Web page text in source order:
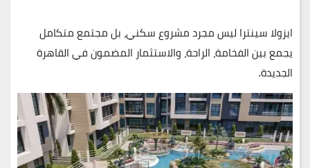
ايزولا سينترا ليس مجرد مشروع سكني، بل مجتمع متكامل
يجمع بين الفخامة، الراحة، والاستثمار المضمون في القاهرة
الجديدة.